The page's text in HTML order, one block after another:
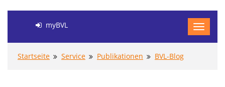
myBVL
Startseite Service Publikationen BVL-Blog